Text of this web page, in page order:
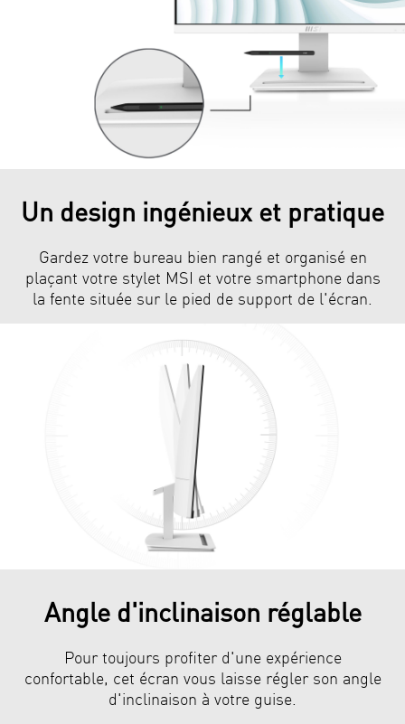
Un design ingénieux et pratique
Gardez votre bureau bien rangé et organisé en
plaçant votre stylet MSI et votre smartphone dans
la fente située sur le pied de support de l'écran.
Angle d'inclinaison réglable
Pour toujours profiter d'une expérience
confortable, cet écran vous laisse régler son angle
d'inclinaison à votre guise.